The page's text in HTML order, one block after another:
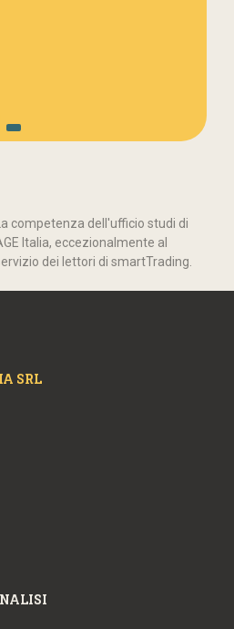
La competenza dell'ufficio studi di
Italia, eccezionalmente al
dei lettori di smartTrading.
SRL